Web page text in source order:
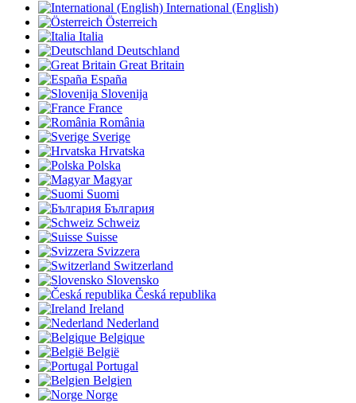
International (English)
Österreich
Italia
Deutschland
Great Britain
España
Slovenija
France
România
Sverige
Hrvatska
Polska
Magyar
Suomi
България
Schweiz
Suisse
Svizzera
Switzerland
Slovensko
Česká republika
Ireland
Nederland
Belgique
België
Portugal
Belgien
Norge